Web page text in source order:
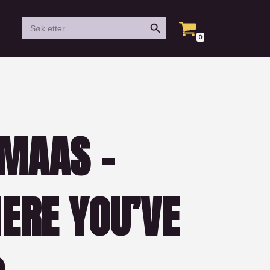
Search
for:
Search Button
0
–
YOU’VE